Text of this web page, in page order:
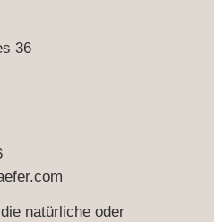
36
natürliche oder